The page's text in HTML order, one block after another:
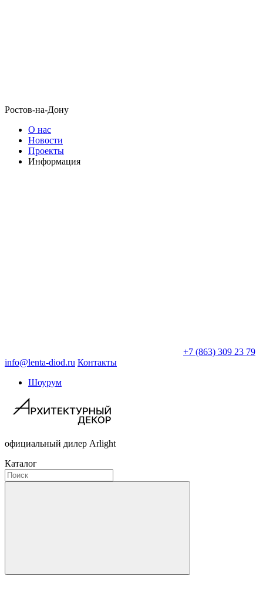
Ростов-на-Дону
О нас
Новости
Проекты
Информация
+7 (863) 309 23 79
info@lenta-diod.ru Контакты
Шоурум
официальный дилер Arlight
Каталог